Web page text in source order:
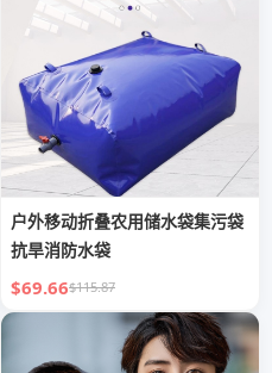
户外移动折叠农用储水袋集污袋
抗旱消防水袋
$69.66$115.87